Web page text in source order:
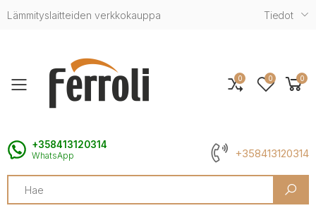
Lämmityslaitteiden verkkokauppa Tiedot
Toggle mobile menu
+358413120314
WhatsApp +358413120314
Search
0 0 0